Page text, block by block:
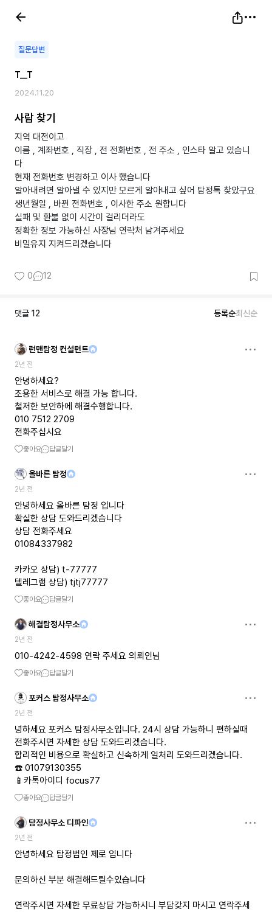
질문답변
T__T
2024.11.20
사람 찾기
지역 대전이고
이름 , 계좌번호 , 직장 , 전 전화번호 , 전 주소 , 인스타 알고 있습니
다
현재 전화번호 변경하고 이사 했습니다
알아내려면 알아낼 수 있지만 모르게 알아내고 싶어 탐정톡 찾았구요
생년월일 , 바뀐 전화번호 , 이사한 주소 원합니다
실패 및 환불 없이 시간이 걸리더라도
정확한 정보 가능하신 사장님 연락처 남겨주세요
비밀유지 지켜드리겠습니다
0 12
댓글 12 등록순최신순
런맨탐정 컨설턴트
2년 전
안녕하세요?
조용한 서비스로 해결 가능 합니다.
철저한 보안하에 해결수행합니다.
010 7512 2709
전화주십시요
좋아요 답글달기
올바른 탐정
2년 전
안녕하세요 올바른 탐정 입니다
확실한 상담 도와드리겠습니다
상담 전화주세요
01084337982
카카오 상담) t-77777
텔레그램 상담) tjtj77777
좋아요 답글달기
해결탐정사무소
2년 전
010-4242-4598 연락 주세요 의뢰인님
좋아요 답글달기
포커스 탐정사무소
2년 전
녕하세요 포커스 탐정사무소입니다. 24시 상담 가능하니 편하실때
전화주시면 자세한 상담 도와드리겠습니다.
합리적인 비용으로 확실하고 신속하게 일처리 도와드리겠습니다.
☎️ 01079130355
📱카톡아이디 focus77
좋아요 답글달기
탐정사무소 디파인
2년 전
안녕하세요 탐정법인 제로 입니다
문의하신 부분 해결해드릴수있습니다
연락주시면 자세한 무료상담 가능하시니 부담갖지 마시고 연락주세